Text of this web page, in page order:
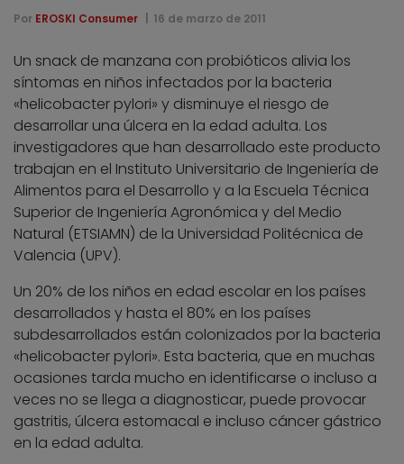
Por EROSKI Consumer 16 de marzo de 2011
Un snack de manzana con probióticos alivia los
síntomas en niños infectados por la bacteria
«helicobacter pylori» y disminuye el riesgo de
desarrollar una úlcera en la edad adulta. Los
investigadores que han desarrollado este producto
trabajan en el Instituto Universitario de Ingeniería de
Alimentos para el Desarrollo y a la Escuela Técnica
Superior de Ingeniería Agronómica y del Medio
Natural (ETSIAMN) de la Universidad Politécnica de
Valencia (UPV).
Un 20% de los niños en edad escolar en los países
desarrollados y hasta el 80% en los países
subdesarrollados están colonizados por la bacteria
«helicobacter pylori». Esta bacteria, que en muchas
ocasiones tarda mucho en identificarse o incluso a
veces no se llega a diagnosticar, puede provocar
gastritis, úlcera estomacal e incluso cáncer gástrico
en la edad adulta.